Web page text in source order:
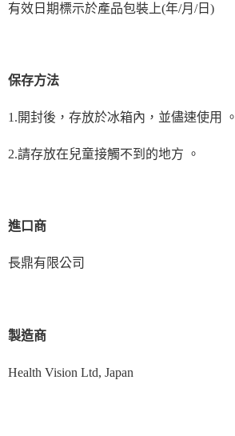
有效日期標示於產品包裝上(年/月/日)
保存方法
1.開封後，存放於冰箱內，並儘速使用 。
2.請存放在兒童接觸不到的地方 。
進口商
長鼎有限公司
製造商
Health Vision Ltd, Japan